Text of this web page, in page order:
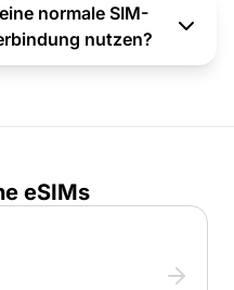
normale SIM-
nutzen?
eSIMs